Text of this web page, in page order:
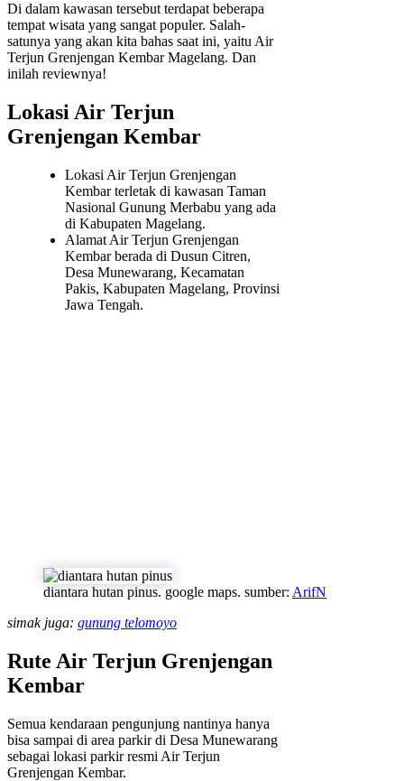
Di dalam kawasan tersebut terdapat beberapa
tempat wisata yang sangat populer. Salah-
satunya yang akan kita bahas saat ini, yaitu Air
Terjun Grenjengan Kembar Magelang. Dan
inilah reviewnya!
Lokasi Air Terjun
Grenjengan Kembar
Lokasi Air Terjun Grenjengan
Kembar terletak di kawasan Taman
Nasional Gunung Merbabu yang ada
di Kabupaten Magelang.
Alamat Air Terjun Grenjengan
Kembar berada di Dusun Citren,
Desa Munewarang, Kecamatan
Pakis, Kabupaten Magelang, Provinsi
Jawa Tengah.
diantara hutan pinus. google maps. sumber: ArifN
simak juga: gunung telomoyo
Rute Air Terjun Grenjengan
Kembar
Semua kendaraan pengunjung nantinya hanya
bisa sampai di area parkir di Desa Munewarang
sebagai lokasi parkir resmi Air Terjun
Grenjengan Kembar.